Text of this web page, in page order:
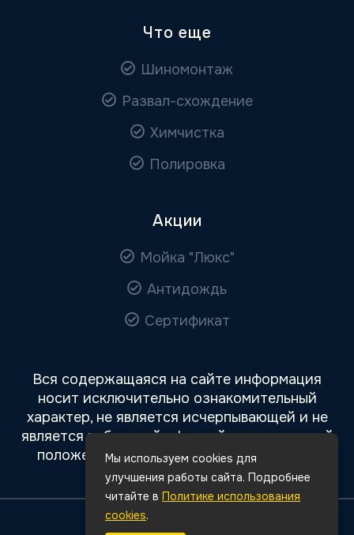
Что еще
Шиномонтаж
Развал-схождение
Химчистка
Полировка
Акции
Мойка "Люкс"
Антидождь
Сертификат
Вся содержащаяся на сайте информация
носит исключительно ознакомительный
характер, не является исчерпывающей и не
является публичной офертой, определяемой
положениями статьи 437 Гражданского
кодекса РФ.
Мы используем cookies для
улучшения работы сайта. Подробнее
читайте в Политике использования
cookies.